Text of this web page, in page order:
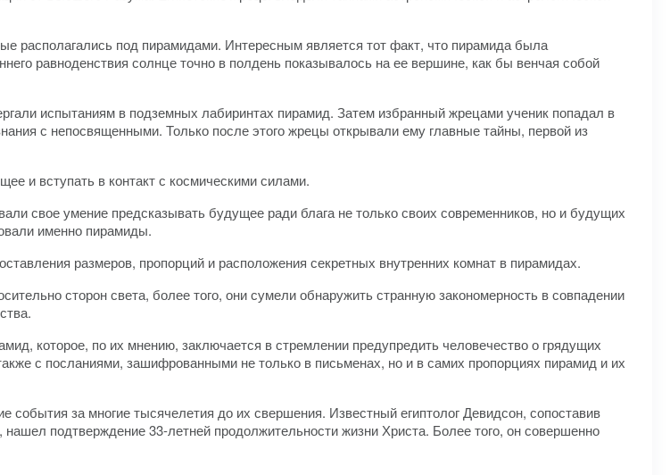
располагались под пирамидами. Интересным является тот факт, что пирамида была
равноденствия солнце точно в полдень показывалось на ее вершине, как бы венчая собой
испытаниям в подземных лабиринтах пирамид. Затем избранный жрецами ученик попадал в
с непосвященными. Только после этого жрецы открывали ему главные тайны, первой из
и вступать в контакт с космическими силами.
свое умение предсказывать будущее ради блага не только своих современников, но и будущих
именно пирамиды.
размеров, пропорций и расположения секретных внутренних комнат в пирамидах.
сторон света, более того, они сумели обнаружить странную закономерность в совпадении
которое, по их мнению, заключается в стремлении предупредить человечество о грядущих
с посланиями, зашифрованными не только в письменах, но и в самих пропорциях пирамид и их
за многие тысячелетия до их свершения. Известный египтолог Девидсон, сопоставив
подтверждение 33-летней продолжительности жизни Христа. Более того, он совершенно